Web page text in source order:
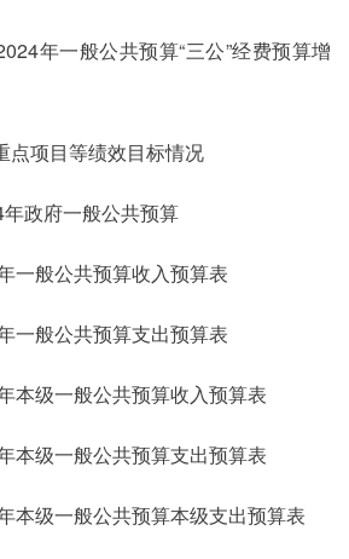
年一般公共预算“三公”经费预算增
点项目等绩效目标情况
政府一般公共预算
一般公共预算收入预算表
一般公共预算支出预算表
本级一般公共预算收入预算表
本级一般公共预算支出预算表
本级一般公共预算本级支出预算表